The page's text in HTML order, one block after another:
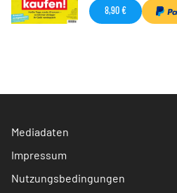
8,90 €
Mediadaten
Impressum
Nutzungsbedingungen